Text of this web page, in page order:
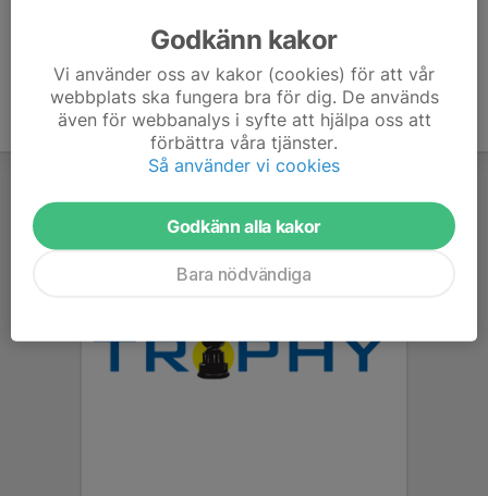
Godkänn kakor
Vi använder oss av kakor (cookies) för att vår
webbplats ska fungera bra för dig. De används
även för webbanalys i syfte att hjälpa oss att
förbättra våra tjänster.
Så använder vi cookies
Godkänn alla kakor
Bara nödvändiga